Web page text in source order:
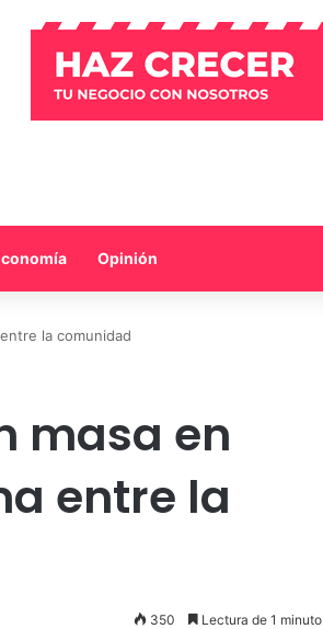
Opinión
la comunidad
masa en
entre la
350 Lectura de 1 minuto